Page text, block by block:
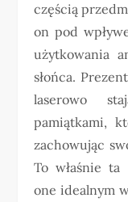
częścią
on pod
użytkowania
słońca.
laserowo
pamiątkami,
zachowując
To właśnie ta
one idealnym